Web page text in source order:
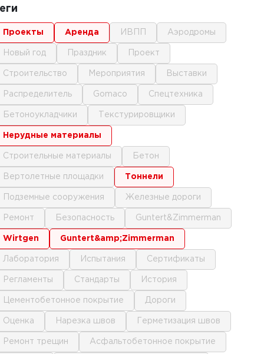
проекты аренда ИВПП аэродромы
новый год праздник проект
строительство мероприятия выставки
распределитель gomaco спецтехника
бетоноукладчики текстурировщики
нерудные материалы
строительные материалы бетон
вертолетные площадки тоннели
подземные сооружения железные дороги
ремонт безопасность Guntert&Zimmerman
Wirtgen Guntert&amp;Zimmerman
лаборатория испытания сертификаты
регламенты стандарты история
цементобетонное покрытие дороги
оценка нарезка швов герметизация швов
ремонт трещин асфальтобетонное покрытие